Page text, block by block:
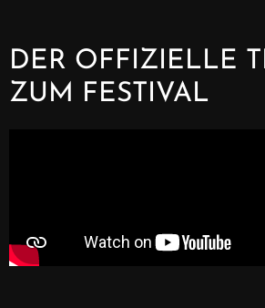
DER OFFIZIELLE
ZUM FESTIVAL